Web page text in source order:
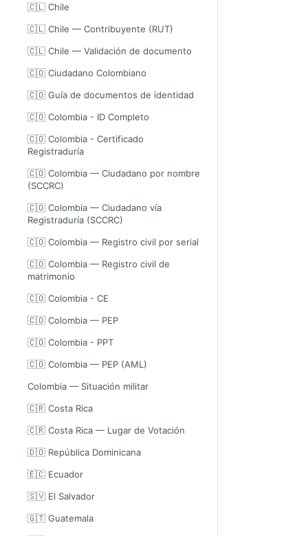
🇨🇱 Chile
🇨🇱 Chile — Contribuyente (RUT)
🇨🇱 Chile — Validación de documento
🇨🇴 Ciudadano Colombiano
🇨🇴 Guía de documentos de identidad
🇨🇴 Colombia - ID Completo
🇨🇴 Colombia - Certificado
Registraduría
🇨🇴 Colombia — Ciudadano por nombre
(SCCRC)
🇨🇴 Colombia — Ciudadano vía
Registraduría (SCCRC)
🇨🇴 Colombia — Registro civil por serial
🇨🇴 Colombia — Registro civil de
matrimonio
🇨🇴 Colombia - CE
🇨🇴 Colombia — PEP
🇨🇴 Colombia - PPT
🇨🇴 Colombia — PEP (AML)
Colombia — Situación militar
🇨🇷 Costa Rica
🇨🇷 Costa Rica — Lugar de Votación
🇩🇴 República Dominicana
🇪🇨 Ecuador
🇸🇻 El Salvador
🇬🇹 Guatemala